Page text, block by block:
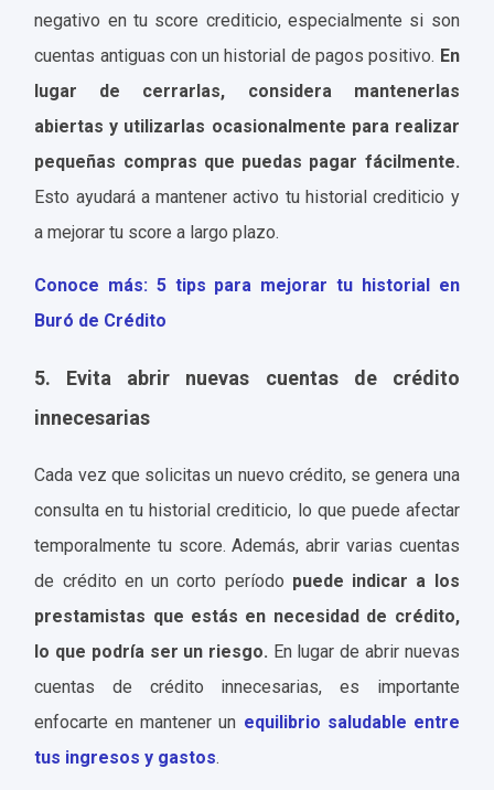
negativo en tu score crediticio, especialmente si son
cuentas antiguas con un historial de pagos positivo. En
lugar de cerrarlas, considera mantenerlas
abiertas y utilizarlas ocasionalmente para realizar
pequeñas compras que puedas pagar fácilmente.
Esto ayudará a mantener activo tu historial crediticio y
a mejorar tu score a largo plazo.
Conoce más: 5 tips para mejorar tu historial en
Buró de Crédito
5. Evita abrir nuevas cuentas de crédito
innecesarias
Cada vez que solicitas un nuevo crédito, se genera una
consulta en tu historial crediticio, lo que puede afectar
temporalmente tu score. Además, abrir varias cuentas
de crédito en un corto período puede indicar a los
prestamistas que estás en necesidad de crédito,
lo que podría ser un riesgo. En lugar de abrir nuevas
cuentas de crédito innecesarias, es importante
enfocarte en mantener un equilibrio saludable entre
tus ingresos y gastos.